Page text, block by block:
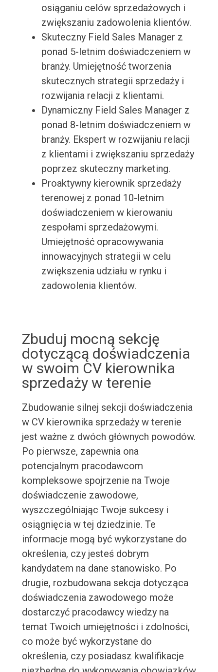
osiąganiu celów sprzedażowych i
zwiększaniu zadowolenia klientów.
Skuteczny Field Sales Manager z
ponad 5-letnim doświadczeniem w
branży. Umiejętność tworzenia
skutecznych strategii sprzedaży i
rozwijania relacji z klientami.
Dynamiczny Field Sales Manager z
ponad 8-letnim doświadczeniem w
branży. Ekspert w rozwijaniu relacji
z klientami i zwiększaniu sprzedaży
poprzez skuteczny marketing.
Proaktywny kierownik sprzedaży
terenowej z ponad 10-letnim
doświadczeniem w kierowaniu
zespołami sprzedażowymi.
Umiejętność opracowywania
innowacyjnych strategii w celu
zwiększenia udziału w rynku i
zadowolenia klientów.
Zbuduj mocną sekcję
dotyczącą doświadczenia
w swoim CV kierownika
sprzedaży w terenie
Zbudowanie silnej sekcji doświadczenia
w CV kierownika sprzedaży w terenie
jest ważne z dwóch głównych powodów.
Po pierwsze, zapewnia ona
potencjalnym pracodawcom
kompleksowe spojrzenie na Twoje
doświadczenie zawodowe,
wyszczególniając Twoje sukcesy i
osiągnięcia w tej dziedzinie. Te
informacje mogą być wykorzystane do
określenia, czy jesteś dobrym
kandydatem na dane stanowisko. Po
drugie, rozbudowana sekcja dotycząca
doświadczenia zawodowego może
dostarczyć pracodawcy wiedzy na
temat Twoich umiejętności i zdolności,
co może być wykorzystane do
określenia, czy posiadasz kwalifikacje